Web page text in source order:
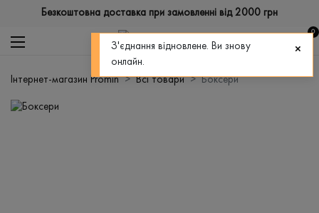
Безкоштовна доставка при замовленні від 2000 грн
0
Інтернет-магазин Promin Всі товари Боксери
З'єднання відновлене. Ви знову
онлайн.